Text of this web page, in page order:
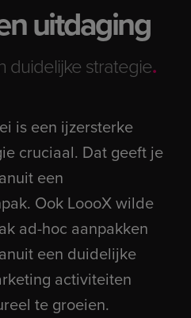
uitdaging
duidelijke strategie.
is een ijzersterke
cruciaal. Dat geeft je
een
Ook LoooX wilde
ad-hoc aanpakken
een duidelijke
activiteiten
te groeien.